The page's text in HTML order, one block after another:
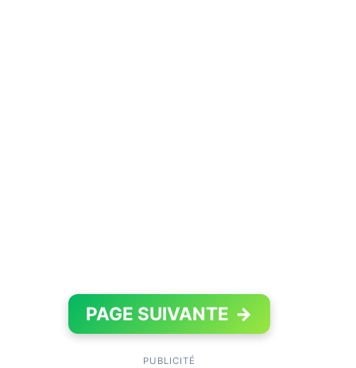
PAGE SUIVANTE →
PUBLICITÉ